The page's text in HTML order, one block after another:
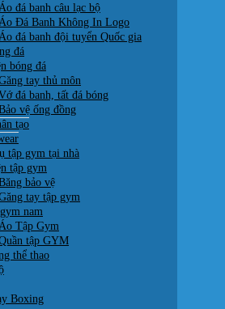
93
giỏ hàng.
đá banh câu lạc bộ
Đá Banh Không In Logo
đá banh đội tuyển Quốc gia
đá
bóng đá
tay thủ môn
đá banh, tất đá bóng
vệ ống đồng
tạo
tập gym tại nhà
tập gym
bảo vệ
tay tập gym
nam
Tập Gym
tập GYM
thể thao
Boxing